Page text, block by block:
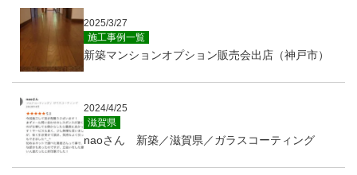
2025/3/27
施工事例一覧
新築マンションオプション販売会出店（神戸市）
2024/4/25
滋賀県
naoさん 新築／滋賀県／ガラスコーティング